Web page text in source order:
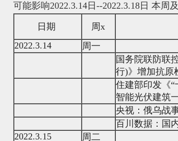
可能影响2022.3.14日--2022.3.18日 本周
日期 周x
2022.3.14
周一
国务院联防联
行)》增加抗原
住建部印发《
智能光伏建筑
央视：俄乌战
百川数据：国
2022.3.15
周二